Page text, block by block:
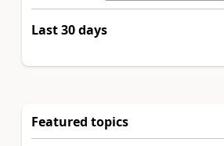
Last 30 days
Featured topics